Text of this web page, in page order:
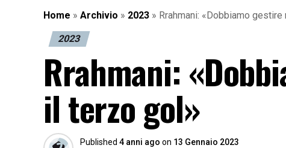
Home » Archivio » 2023 » Rrahmani: «Dobbiamo
2023
Rrahmani:
il terzo gol»
Published 4 anni ago on 13 Gennaio 2023